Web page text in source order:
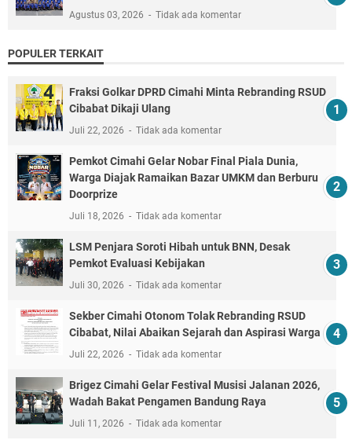
Agustus 03, 2026 Tidak ada komentar
POPULER TERKAIT
Fraksi Golkar DPRD Cimahi Minta Rebranding RSUD
Cibabat Dikaji Ulang
Juli 22, 2026 Tidak ada komentar
Pemkot Cimahi Gelar Nobar Final Piala Dunia,
Warga Diajak Ramaikan Bazar UMKM dan Berburu
Doorprize
Juli 18, 2026 Tidak ada komentar
LSM Penjara Soroti Hibah untuk BNN, Desak
Pemkot Evaluasi Kebijakan
Juli 30, 2026 Tidak ada komentar
Sekber Cimahi Otonom Tolak Rebranding RSUD
Cibabat, Nilai Abaikan Sejarah dan Aspirasi Warga
Juli 22, 2026 Tidak ada komentar
Brigez Cimahi Gelar Festival Musisi Jalanan 2026,
Wadah Bakat Pengamen Bandung Raya
Juli 11, 2026 Tidak ada komentar